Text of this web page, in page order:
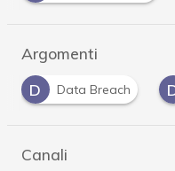
Argomenti
D
data leak D
Canali